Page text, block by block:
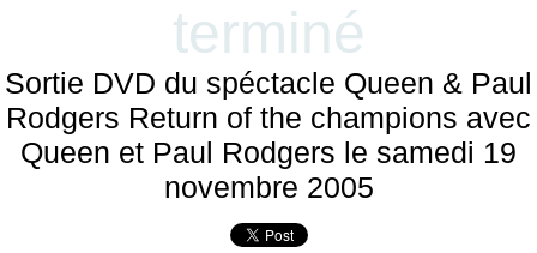
terminé
Sortie DVD du spéctacle Queen & Paul
Rodgers Return of the champions avec
Queen et Paul Rodgers le samedi 19
novembre 2005